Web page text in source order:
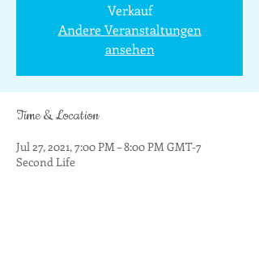
Verkauf
Andere Veranstaltungen
ansehen
Time & Location
Jul 27, 2021, 7:00 PM – 8:00 PM GMT-7
Second Life